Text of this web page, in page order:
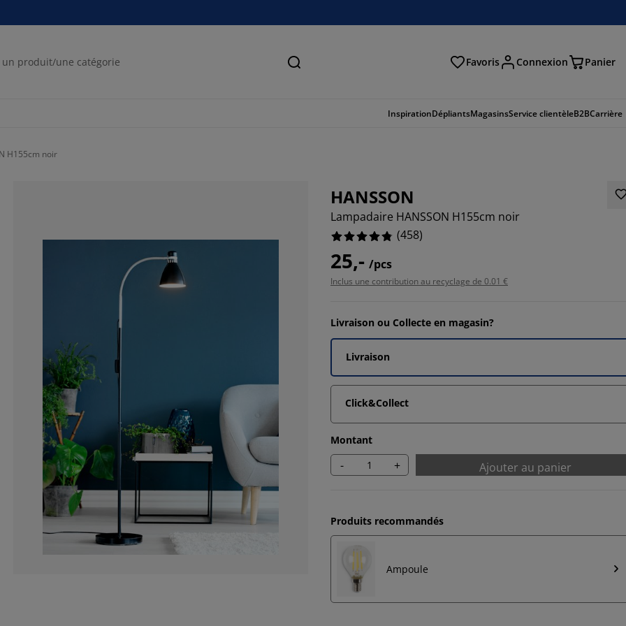
Recherche Favoris Connexion Panier
InspirationDépliantsMagasinsService clientèleB2BCarrière
H155cm noir
HANSSON
Lampadaire HANSSON H155cm noir
(458)
25,- /pcs
Inclus une contribution au recyclage de 0.01 €
Livraison ou Collecte en magasin?
Livraison
Click&Collect
Montant
- + Ajouter au panier
Produits recommandés
Ampoule
1.5283842794759825%